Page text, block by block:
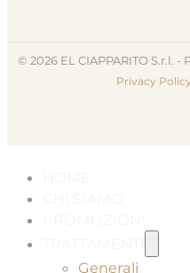
Generali
© 2026 EL CIAPPARITO S.r.l. -
Privacy Policy